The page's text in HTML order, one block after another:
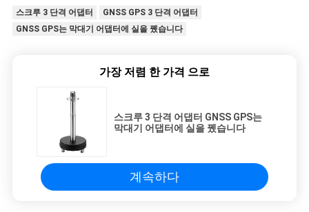
스크루 3 단격 어댑터
GNSS GPS 3 단격 어댑터
GNSS GPS는 막대기 어댑터에 실을 뀄습니다
가장 저렴 한 가격 으로
스크루 3 단격 어댑터 GNSS GPS는
막대기 어댑터에 실을 뀄습니다
계속하다